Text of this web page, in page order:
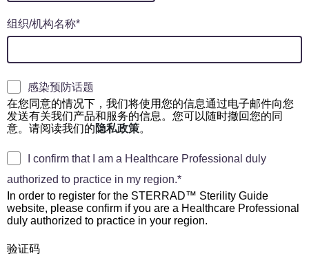
组织/机构名称
感染预防话题
在您同意的情况下，我们将使用您的信息通过电子邮件向您
发送有关我们产品和服务的信息。您可以随时撤回您的同
意。请阅读我们的隐私政策。
I confirm that I am a Healthcare Professional duly
authorized to practice in my region.
In order to register for the STERRAD™ Sterility Guide
website, please confirm if you are a Healthcare Professional
duly authorized to practice in your region.
验证码